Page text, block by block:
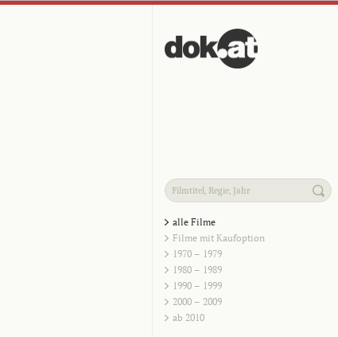
alle Filme
Filme mit Kaufoption
1970 – 1979
1980 – 1989
1990 – 1999
2000 – 2009
ab 2010